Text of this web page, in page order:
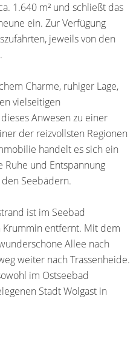
1.640 m² und schließt das
ein. Zur Verfügung
jeweils von den
Charme, ruhiger Lage,
vielseitigen
Anwesen zu einer
der reizvollsten Regionen
handelt es sich ein
und Entspannung
Seebädern.
ist im Seebad
Krummin entfernt. Mit dem
Allee nach
weiter nach Trassenheide.
im Ostseebad
Stadt Wolgast in